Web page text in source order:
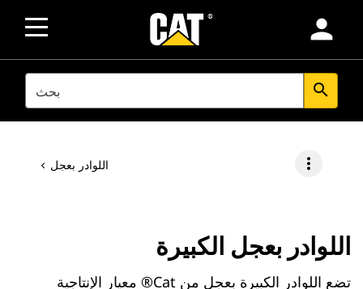
person
SEARCH search
اللوادر بعجل more_vert
اللوادر بعجل الكبيرة
تضع اللوادر الكبيرة بعجل من Cat® معيار الإنتاجية